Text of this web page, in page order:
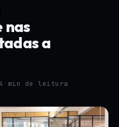
nas
a
4 min de leitura